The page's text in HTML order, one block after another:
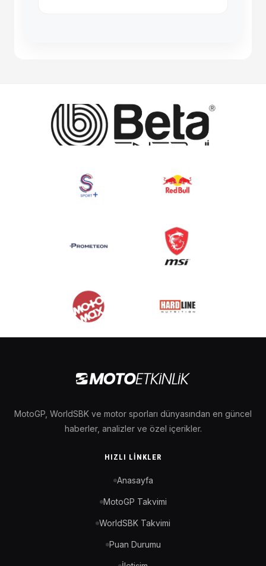
MotoGP, WorldSBK ve motor sporları dünyasından en güncel
haberler, analizler ve özel içerikler.
HIZLI LINKLER
Anasayfa
MotoGP Takvimi
WorldSBK Takvimi
Puan Durumu